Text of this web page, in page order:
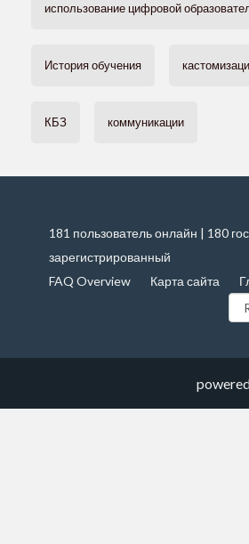
использование цифровой
История обучения
КБЗ коммуникации
181 пользователь онлайн | 180
зарегистрированный
FAQ Overview
Карта сайта